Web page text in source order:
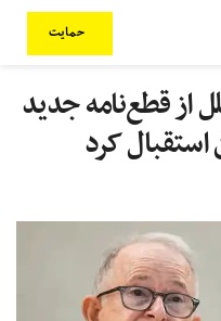
حمایت
از قطع‌نامه جدید
کرد